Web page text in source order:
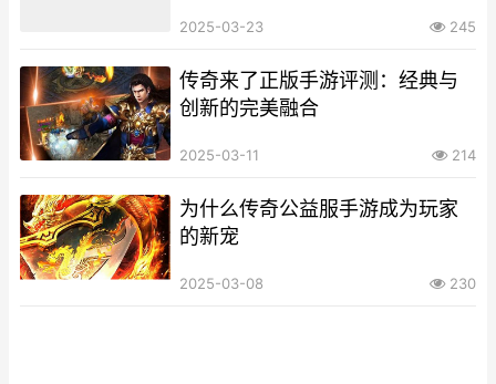
2025-03-23 245
传奇来了正版手游评测：经典与
创新的完美融合
2025-03-11 214
为什么传奇公益服手游成为玩家
的新宠
2025-03-08 230